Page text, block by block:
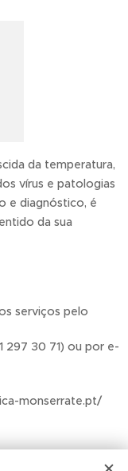
da temperatura,
vírus e patologias
e diagnóstico, é
da sua
serviços pelo
297 30 71) ou por e-
monserrate.pt/